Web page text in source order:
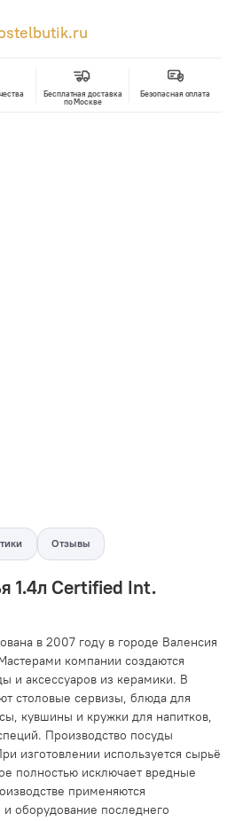
Бесплатная доставка
по Москве
Безопасная оплата
Отзывы
1.4л Certified Int.
в 2007 году в городе Валенсия
компании создаются
и аксессуаров из керамики. В
столовые сервизы, блюда для
кувшины и кружки для напитков,
Производство посуды
изготовлении используется сырьё
полностью исключает вредные
применяются
оборудование последнего